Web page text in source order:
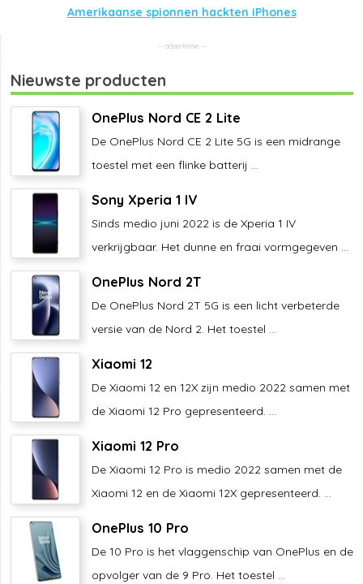
Amerikaanse spionnen hackten iPhones
Nieuwste producten
OnePlus Nord CE 2 Lite
De OnePlus Nord CE 2 Lite 5G is een midrange
toestel met een flinke batterij ...
Sony Xperia 1 IV
Sinds medio juni 2022 is de Xperia 1 IV
verkrijgbaar. Het dunne en fraai vormgegeven ...
OnePlus Nord 2T
De OnePlus Nord 2T 5G is een licht verbeterde
versie van de Nord 2. Het toestel ...
Xiaomi 12
De Xiaomi 12 en 12X zijn medio 2022 samen met
de Xiaomi 12 Pro gepresenteerd. ...
Xiaomi 12 Pro
De Xiaomi 12 Pro is medio 2022 samen met de
Xiaomi 12 en de Xiaomi 12X gepresenteerd. ...
OnePlus 10 Pro
De 10 Pro is het vlaggenschip van OnePlus en de
opvolger van de 9 Pro. Het toestel ...